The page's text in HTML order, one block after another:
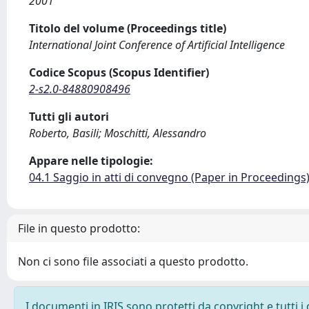
Titolo del volume (Proceedings title)
International Joint Conference of Artificial Intelligence
Codice Scopus (Scopus Identifier)
2-s2.0-84880908496
Tutti gli autori
Roberto, Basili; Moschitti, Alessandro
Appare nelle tipologie:
04.1 Saggio in atti di convegno (Paper in Proceedings)
File in questo prodotto:
Non ci sono file associati a questo prodotto.